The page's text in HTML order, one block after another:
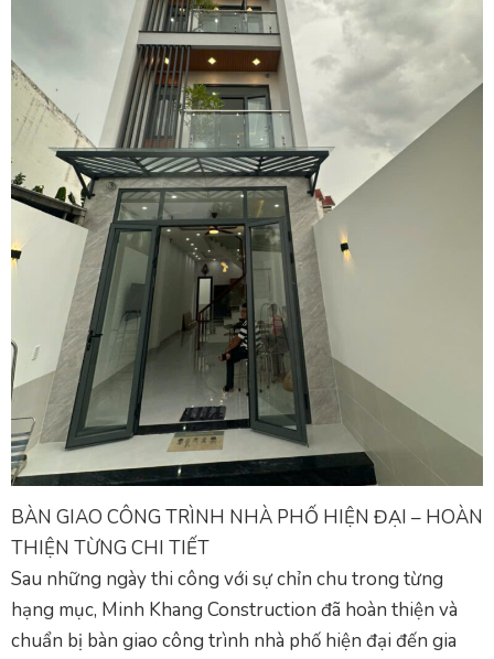
BÀN GIAO CÔNG TRÌNH NHÀ PHỐ HIỆN ĐẠI – HOÀN
THIỆN TỪNG CHI TIẾT
Sau những ngày thi công với sự chỉn chu trong từng
hạng mục, Minh Khang Construction đã hoàn thiện và
chuẩn bị bàn giao công trình nhà phố hiện đại đến gia